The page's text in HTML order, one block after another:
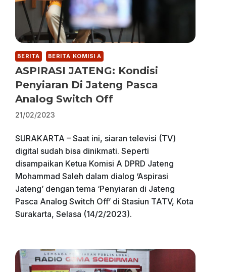
BERITA BERITA KOMISI A
ASPIRASI JATENG: Kondisi
Penyiaran Di Jateng Pasca
Analog Switch Off
21/02/2023
SURAKARTA – Saat ini, siaran televisi (TV)
digital sudah bisa dinikmati. Seperti
disampaikan Ketua Komisi A DPRD Jateng
Mohammad Saleh dalam dialog ‘Aspirasi
Jateng’ dengan tema ‘Penyiaran di Jateng
Pasca Analog Switch Off’ di Stasiun TATV, Kota
Surakarta, Selasa (14/2/2023).